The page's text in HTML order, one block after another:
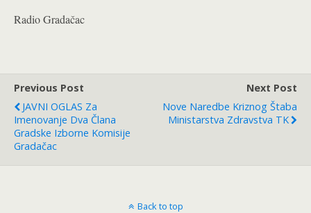
Radio Gradačac
Previous Post
JAVNI OGLAS Za
Imenovanje Dva Člana
Gradske Izborne Komisije
Gradačac
Next Post
Nove Naredbe Kriznog Štaba
Ministarstva Zdravstva TK
Back to top